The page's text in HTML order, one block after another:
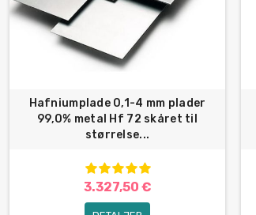
Hafniumplade 0,1-4 mm plader
99,0% metal Hf 72 skåret til
størrelse...
3.327,50 €